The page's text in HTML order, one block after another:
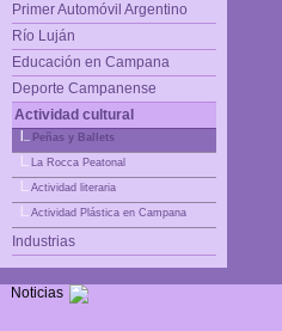
Primer Automóvil Argentino
Río Luján
Educación en Campana
Deporte Campanense
Actividad cultural
Peñas y Ballets
La Rocca Peatonal
Actividad literaria
Actividad Plástica en Campana
Industrias
Noticias